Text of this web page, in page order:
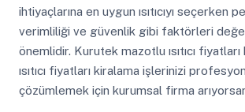
ihtiyaçlarına en uygun ısıtıcıyı seçerken
verimliliği ve güvenlik gibi faktörleri
önemlidir. Kurutek mazotlu ısıtıcı
ısıtıcı fiyatları kiralama işlerinizi
çözümlemek için kurumsal firma